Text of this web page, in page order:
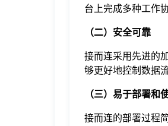
台上完成多种工作
（二）安全可靠
接而连采用先进的
够更好地控制数据流
（三）易于部署和
接而连的部署过程